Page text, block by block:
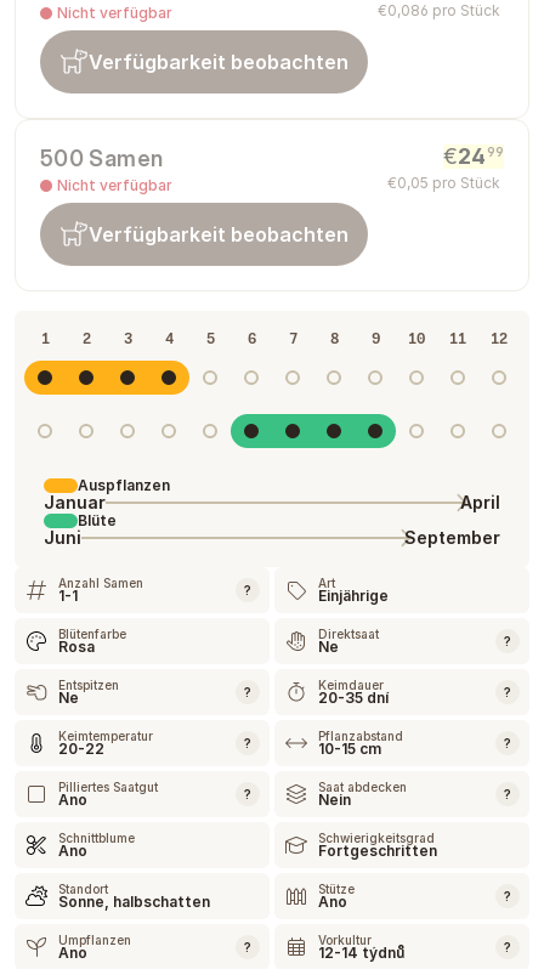
Nicht verfügbar €0,086 pro Stück
Verfügbarkeit beobachten
500 Samen
Nicht verfügbar
€24 99
€0,05 pro Stück
Verfügbarkeit beobachten
1 2 3 4 5 6 7 8 9 10 11 12
Auspflanzen
Januar April
Blüte
Juni September
Anzahl Samen
1-1 ? Art
Einjährige
Blütenfarbe
Rosa
Direktsaat
Ne ?
Entspitzen
Ne ? Keimdauer
20-35 dní ?
Keimtemperatur
20-22 ? Pflanzabstand
10-15 cm ?
Pilliertes Saatgut
Ano ? Saat abdecken
Nein ?
Schnittblume
Ano
Schwierigkeitsgrad
Fortgeschritten
Standort
Sonne, halbschatten
Stütze
Ano ?
Umpflanzen
Ano ? Vorkultur
12-14 týdnů ?